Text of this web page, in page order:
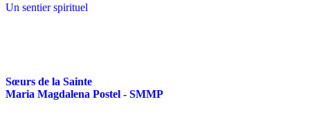
Un sentier spirituel
Sœurs de la Sainte
Maria Magdalena Postel - SMMP